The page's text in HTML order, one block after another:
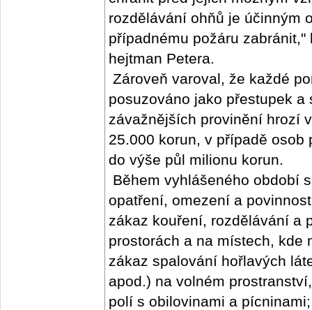
rozdělávání ohňů je účinným
případnému požáru
hejtman Petera.
Zároveň varoval, že každé
posuzováno jako přestupek
závažnějších provinění hrozí
25.000 korun, v případě
do výše půl milionu korun.
Během vyhlášeného období
opatření, omezení a
zákaz kouření, rozdělávání a
prostorách a na místech, kde
zákaz spalování hořlavých
apod.) na volném
polí s obilovinami a